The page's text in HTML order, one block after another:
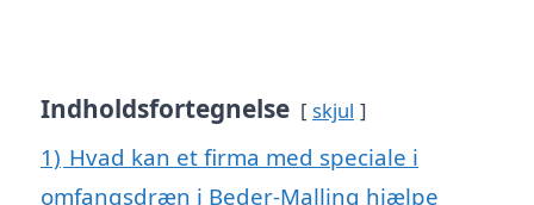
Indholdsfortegnelse skjul
1) Hvad kan et firma med speciale i
omfangsdræn i Beder-Malling hjælpe